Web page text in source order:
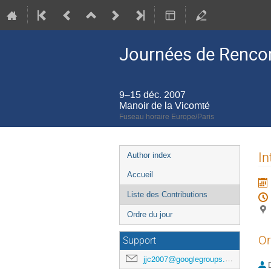
Journées de
9–15 déc. 2007
Manoir de la Vicomté
Fuseau horaire Europe/Paris
Menu
de
l'événement
Author index
Accueil
Liste des Contributions
Ordre du jour
Support
jjc2007@googlegroups.com